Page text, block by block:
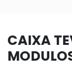
CAIXA